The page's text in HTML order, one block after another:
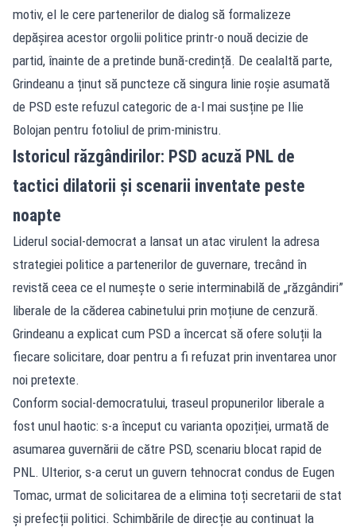
motiv, el le cere partenerilor de dialog să formalizeze
depășirea acestor orgolii politice printr-o nouă decizie de
partid, înainte de a pretinde bună-credință. De cealaltă parte,
Grindeanu a ținut să puncteze că singura linie roșie asumată
de PSD este refuzul categoric de a-l mai susține pe Ilie
Bolojan pentru fotoliul de prim-ministru.
Istoricul răzgândirilor: PSD acuză PNL de
tactici dilatorii și scenarii inventate peste
noapte
Liderul social-democrat a lansat un atac virulent la adresa
strategiei politice a partenerilor de guvernare, trecând în
revistă ceea ce el numește o serie interminabilă de „răzgândiri”
liberale de la căderea cabinetului prin moțiune de cenzură.
Grindeanu a explicat cum PSD a încercat să ofere soluții la
fiecare solicitare, doar pentru a fi refuzat prin inventarea unor
noi pretexte.
Conform social-democratului, traseul propunerilor liberale a
fost unul haotic: s-a început cu varianta opoziției, urmată de
asumarea guvernării de către PSD, scenariu blocat rapid de
PNL. Ulterior, s-a cerut un guvern tehnocrat condus de Eugen
Tomac, urmat de solicitarea de a elimina toți secretarii de stat
și prefecții politici. Schimbările de direcție au continuat la